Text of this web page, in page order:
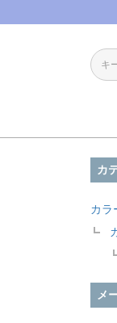
カ
カラ
メ